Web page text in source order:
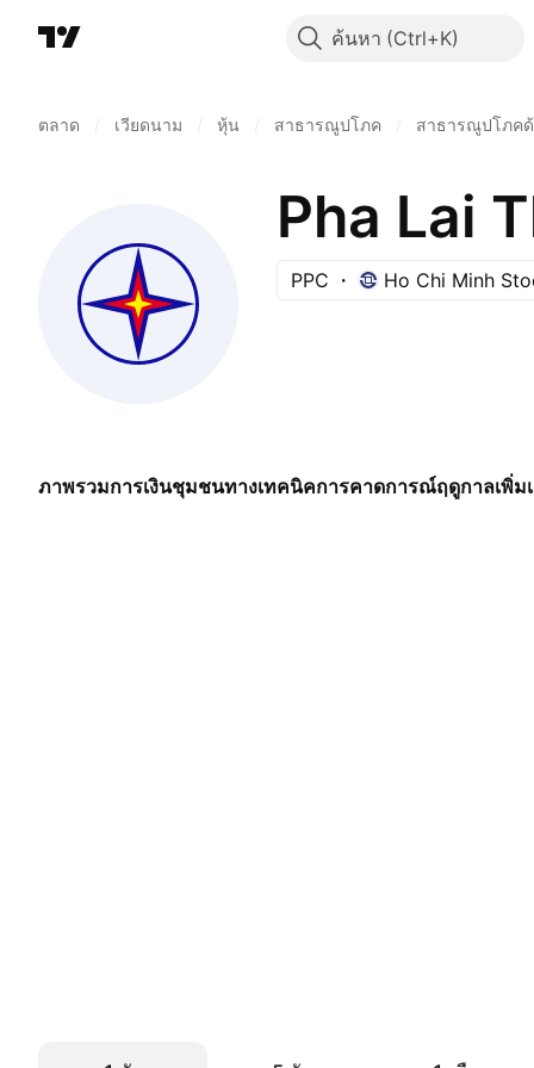
ค้นหา
ตลาด เวียดนาม หุ้น สาธารณูปโภค สาธารณูปโภค
Pha Lai
PPC Ho Chi Minh
ภาพรวมการเงินชุมชนทางเทคนิคการคาดการณ์ฤดูกาลเพิ่ม